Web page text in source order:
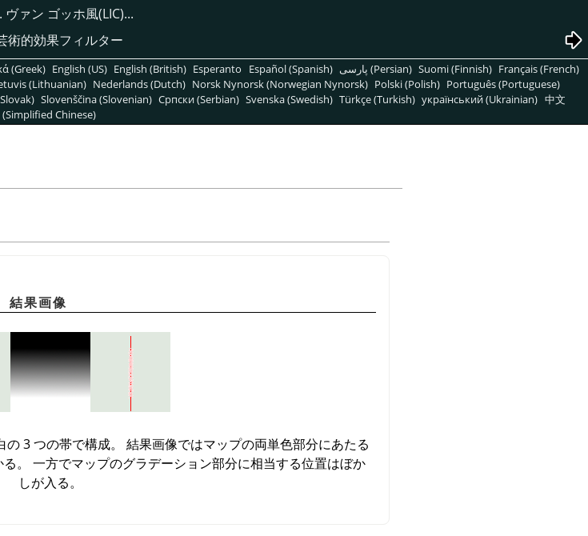
ヴァン ゴッホ風(LIC)...
術的効果フィルター
(Greek) English (US) English (British) Esperanto Español (Spanish) پارسی (Persian) Suomi (Finnish) Français (French)
(Lithuanian) Nederlands (Dutch) Norsk Nynorsk (Norwegian Nynorsk) Polski (Polish) Português (Portuguese)
Slovenščina (Slovenian) Српски (Serbian) Svenska (Swedish) Türkçe (Turkish) український (Ukrainian) 中文
(Simplified Chinese)
結果画像
3 つの帯で構成。 結果画像ではマップの両単色部分にあたる
。 一方でマップのグラデーション部分に相当する位置はぼか
しが入る。